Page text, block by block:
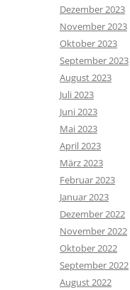
Dezember 2023
November 2023
Oktober 2023
September 2023
August 2023
Juli 2023
Juni 2023
Mai 2023
April 2023
März 2023
Februar 2023
Januar 2023
Dezember 2022
November 2022
Oktober 2022
September 2022
August 2022